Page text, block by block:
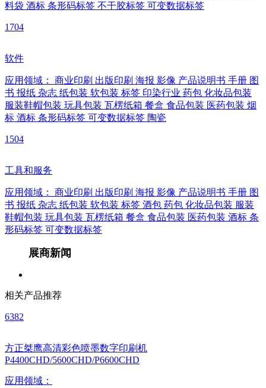
料袋 酒标 条形码标签 不干胶标签 可变数据标签
1704
软件
应用领域： 商业印刷 出版印刷 海报 影像 产品说明书 手册 图
书 报纸 杂志 纸包装 软包装 标签 印染行业 药包 化妆品包装
服装鞋帽包装 玩具包装 瓦楞纸箱 餐盒 食品包装 医药包装 烟
标 酒标 条形码标签 可变数据标签 陶瓷
1504
工具和服务
应用领域： 商业印刷 出版印刷 海报 影像 产品说明书 手册 图
书 报纸 杂志 纸包装 软包装 标签 酒包 药包 化妆品包装 服装
鞋帽包装 玩具包装 瓦楞纸箱 餐盒 食品包装 医药包装 酒标 条
形码标签 可变数据标签
展商新闻
相关产品推荐
6382
方正桀鹰高清彩色喷墨数字印刷机
P4400CHD/5600CHD/P6600CHD
应用领域：